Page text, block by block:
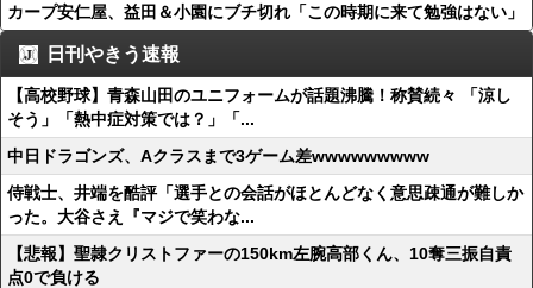
カープ安仁屋、益田＆小園にブチ切れ「この時期に来て勉強はない」
日刊やきう速報
【高校野球】青森山田のユニフォームが話題沸騰！称賛続々 「涼し
そう」「熱中症対策では？」「...
中日ドラゴンズ、Aクラスまで3ゲーム差wwwwwwwww
侍戦士、井端を酷評「選手との会話がほとんどなく意思疎通が難しか
った。大谷さえ『マジで笑わな...
【悲報】聖隷クリストファーの150km左腕高部くん、10奪三振自責
点0で負ける